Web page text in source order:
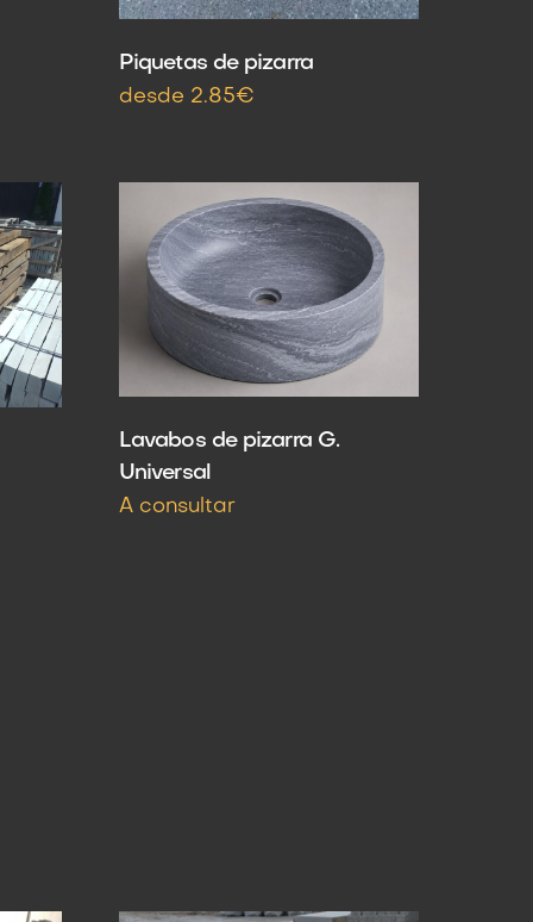
Piquetas de pizarra
desde 2.85€
Lavabos de pizarra G.
Universal
A consultar